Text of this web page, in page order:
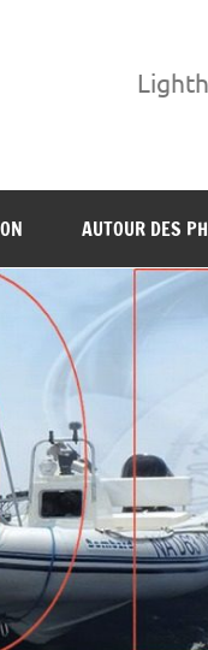
AUTOUR DES